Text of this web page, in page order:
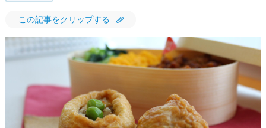
この記事をクリップする